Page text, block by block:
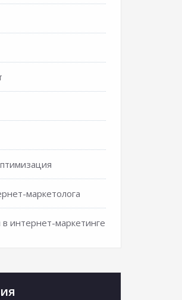
маркетолога
интернет-маркетинге